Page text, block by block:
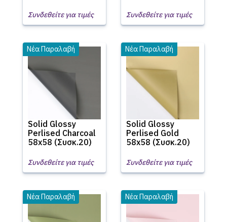
Συνδεθείτε για τιμές Συνδεθείτε για τιμές
Solid Glossy
Perlised Charcoal
58x58 (Συσκ.20)
Νέα Παραλαβή
Συνδεθείτε για τιμές
Solid Glossy
Perlised Gold
58x58 (Συσκ.20)
Νέα Παραλαβή
Συνδεθείτε για τιμές
Νέα Παραλαβή Νέα Παραλαβή